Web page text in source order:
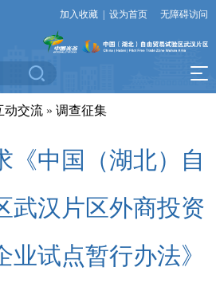
加入收藏 设为首页 无障碍访问
动交流 » 调查征集
《中国（湖北）自
武汉片区外商投资
业试点暂行办法》